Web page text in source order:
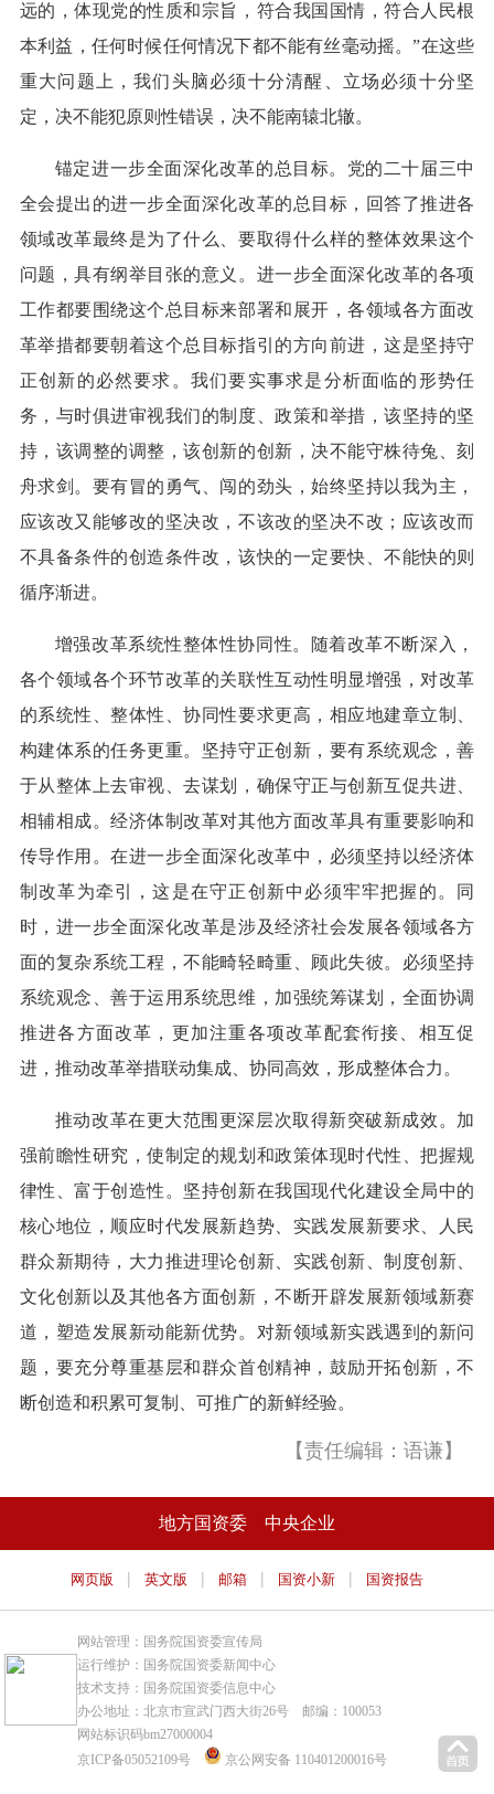
远的，体现党的性质和宗旨，符合我国国情，符合人民根
本利益，任何时候任何情况下都不能有丝毫动摇。”在这些
重大问题上，我们头脑必须十分清醒、立场必须十分坚
定，决不能犯原则性错误，决不能南辕北辙。
锚定进一步全面深化改革的总目标。党的二十届三中
全会提出的进一步全面深化改革的总目标，回答了推进各
领域改革最终是为了什么、要取得什么样的整体效果这个
问题，具有纲举目张的意义。进一步全面深化改革的各项
工作都要围绕这个总目标来部署和展开，各领域各方面改
革举措都要朝着这个总目标指引的方向前进，这是坚持守
正创新的必然要求。我们要实事求是分析面临的形势任
务，与时俱进审视我们的制度、政策和举措，该坚持的坚
持，该调整的调整，该创新的创新，决不能守株待兔、刻
舟求剑。要有冒的勇气、闯的劲头，始终坚持以我为主，
应该改又能够改的坚决改，不该改的坚决不改；应该改而
不具备条件的创造条件改，该快的一定要快、不能快的则
循序渐进。
增强改革系统性整体性协同性。随着改革不断深入，
各个领域各个环节改革的关联性互动性明显增强，对改革
的系统性、整体性、协同性要求更高，相应地建章立制、
构建体系的任务更重。坚持守正创新，要有系统观念，善
于从整体上去审视、去谋划，确保守正与创新互促共进、
相辅相成。经济体制改革对其他方面改革具有重要影响和
传导作用。在进一步全面深化改革中，必须坚持以经济体
制改革为牵引，这是在守正创新中必须牢牢把握的。同
时，进一步全面深化改革是涉及经济社会发展各领域各方
面的复杂系统工程，不能畸轻畸重、顾此失彼。必须坚持
系统观念、善于运用系统思维，加强统筹谋划，全面协调
推进各方面改革，更加注重各项改革配套衔接、相互促
进，推动改革举措联动集成、协同高效，形成整体合力。
推动改革在更大范围更深层次取得新突破新成效。加
强前瞻性研究，使制定的规划和政策体现时代性、把握规
律性、富于创造性。坚持创新在我国现代化建设全局中的
核心地位，顺应时代发展新趋势、实践发展新要求、人民
群众新期待，大力推进理论创新、实践创新、制度创新、
文化创新以及其他各方面创新，不断开辟发展新领域新赛
道，塑造发展新动能新优势。对新领域新实践遇到的新问
题，要充分尊重基层和群众首创精神，鼓励开拓创新，不
断创造和积累可复制、可推广的新鲜经验。
【责任编辑：语谦】
地方国资委 中央企业
网页版 | 英文版 | 邮箱 | 国资小新 | 国资报告
网站管理：国务院国资委宣传局
运行维护：国务院国资委新闻中心
技术支持：国务院国资委信息中心
办公地址：北京市宣武门西大街26号 邮编：100053
网站标识码bm27000004
京ICP备05052109号
京公网安备 110401200016号